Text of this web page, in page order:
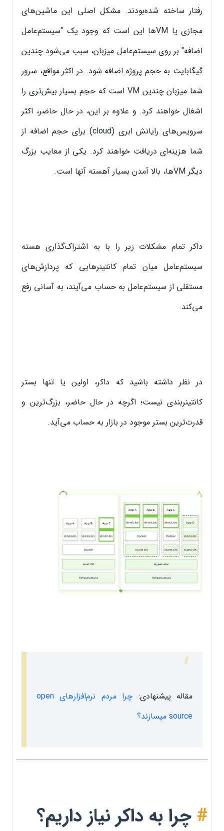
رفتار ساخته شده‌بودند. مشکل اصلی این ماشین‌های
مجازی یا VMها این است که وجود یک "سیستم‌عامل
اضافه" بر روی سیستم‌عامل میزبان، سبب می‌شود چندین
گیگابایت به حجم پروژه اضافه شود. در اکثر مواقع، سرور
شما میزبان چندین VM است که حجم بسیار بیش‌تری را
اشغال خواهند کرد. و علاوه بر این، در حال حاضر، اکثر
سرویس‌های رایانش ابری (cloud) برای حجم اضافه از
شما هزینه‌ای دریافت خواهند کرد. یکی از معایب بزرگ
دیگر VMها، بالا آمدن بسیار آهسته آنها است.
داکر تمام مشکلات زیر را با به اشتراک‌گذاری هسته
سیستم‌عامل میان تمام کانتینرهایی که پردازش‌های
مستقلی از سیستم‌عامل به حساب می‌آیند، به آسانی رفع
می‌کند.
در نظر داشته باشید که داکر، اولین یا تنها بستر
کانتینربندی نیست؛ اگرچه در حال حاضر، بزرگ‌ترین و
قدرت‌ترین بستر موجود در بازار به حساب می‌آید.
مقاله پیشنهادی:
چرا مردم نرم‌افزارهای open
source میسازند؟
# چرا به داکر نیاز داریم؟